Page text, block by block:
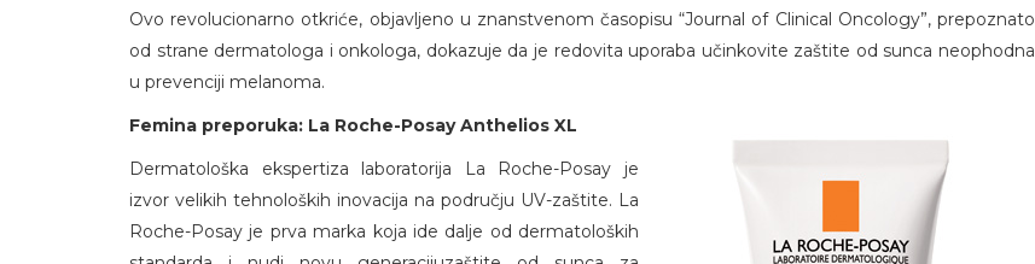
Ovo revolucionarno otkriće, objavljeno u znanstvenom časopisu “Journal of Clinical Oncology”, prepoznato
od strane dermatologa i onkologa, dokazuje da je redovita uporaba učinkovite zaštite od sunca neophodna
u prevenciji melanoma.
Femina preporuka: La Roche-Posay Anthelios XL
Dermatološka ekspertiza laboratorija La Roche-Posay je
izvor velikih tehnoloških inovacija na području UV-zaštite. La
Roche-Posay je prva marka koja ide dalje od dermatoloških